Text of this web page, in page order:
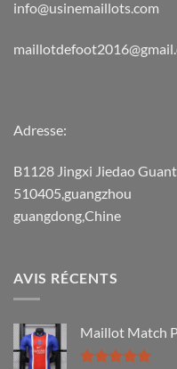
info@usinemaillots.com
Adresse:
B1128 Jingxi Jiedao
510405,guangzhou
guangdong,Chine
AVIS RÉCENTS
Maillot Match